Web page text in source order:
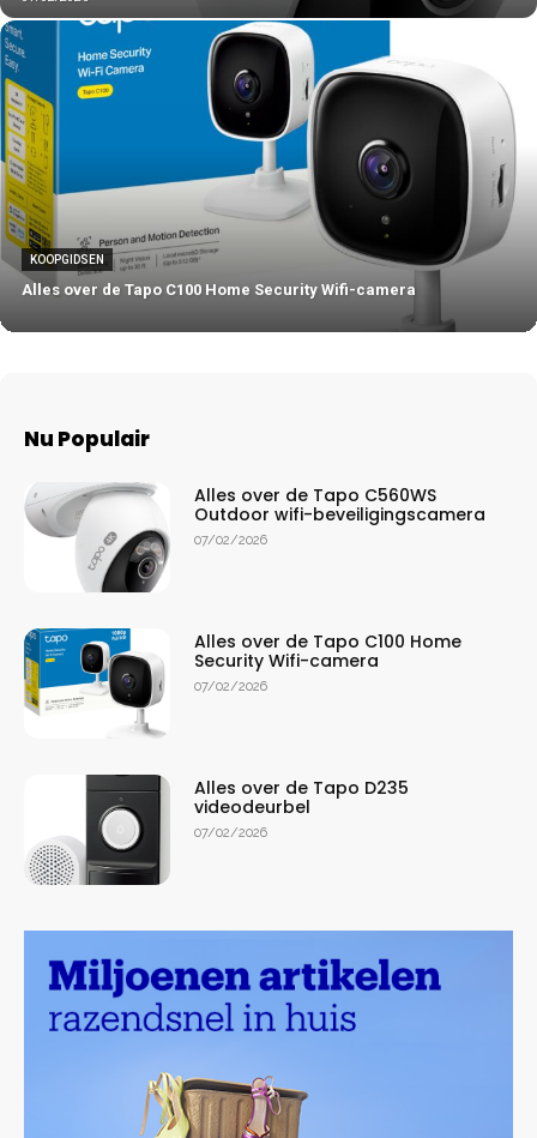
KOOPGIDSEN
Alles over de Tapo C100 Home Security Wifi-camera
Nu Populair
Alles over de Tapo C560WS
Outdoor wifi-beveiligingscamera
07/02/2026
Alles over de Tapo C100 Home
Security Wifi-camera
07/02/2026
Alles over de Tapo D235
videodeurbel
07/02/2026